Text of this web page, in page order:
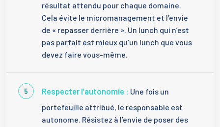
résultat attendu pour chaque domaine.
Cela évite le micromanagement et l’envie
de « repasser derrière ». Un lunch qui n’est
pas parfait est mieux qu’un lunch que vous
devez faire vous-même.
Respecter l’autonomie : Une fois un
portefeuille attribué, le responsable est
autonome. Résistez à l’envie de poser des